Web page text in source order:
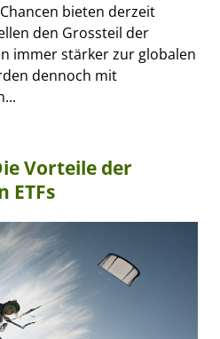
bieten derzeit
den Grossteil der
immer stärker zur globalen
dennoch mit
Vorteile der
ETFs